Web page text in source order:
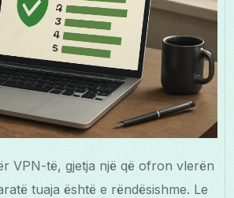
VPN-të, gjetja një që ofron vlerën
tuaja është e rëndësishme. Le